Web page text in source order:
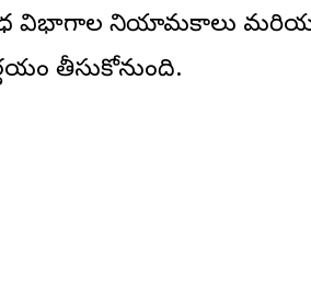
విభాగాల నియామకాలు మరియు
తీసుకోనుంది.